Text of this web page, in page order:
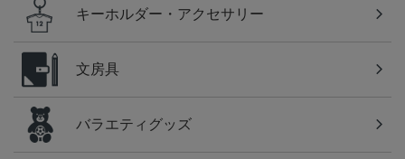
キーホルダー・アクセサリー
文房具
バラエティグッズ